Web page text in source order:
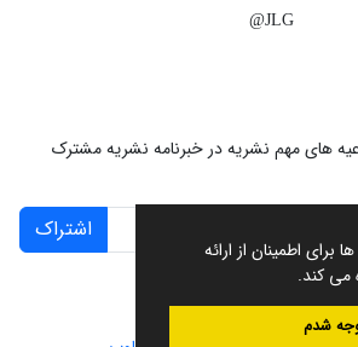
اطمینان از ارائه
می کند.
شدم
JLG@
های مهم نشریه در خبرنامه نشریه مشترک
اشتراک